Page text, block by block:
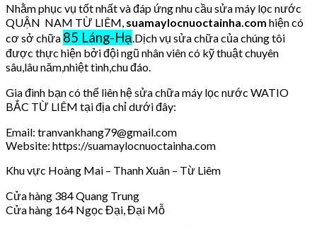
Nhằm phục vụ tốt nhất và đáp ứng nhu cầu sửa máy lọc nước
QUẬN NAM TỪ LIÊM, suamaylocnuoctainha.com hiện có
cơ sở chữa 85 Láng-Hạ .Dịch vụ sửa chữa của chúng tôi
được thực hiện bởi đội ngũ nhân viên có kỹ thuật chuyên
sâu,lâu năm,nhiệt tình,chu đáo.
Gia đình bạn có thể liên hệ sửa chữa máy lọc nước WATIO
BẮC TỪ LIÊM tại địa chỉ dưới đây:
Email: tranvankhang79@gmail.com
Website: https://suamaylocnuoctainha.com
Khu vực Hoàng Mai – Thanh Xuân – Từ Liêm
Cửa hàng 384 Quang Trung
Cửa hàng 164 Ngọc Đại, Đại Mỗ